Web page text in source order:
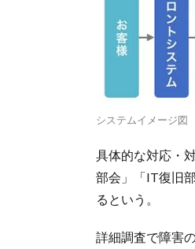
システムイメージ図
具体的な対応・
部会」「IT復旧
るという。
詳細調査で障害